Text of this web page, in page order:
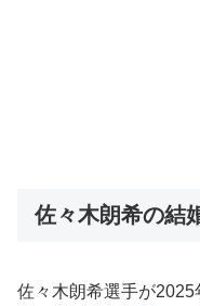
佐々木朗希の結
佐々木朗希選手が